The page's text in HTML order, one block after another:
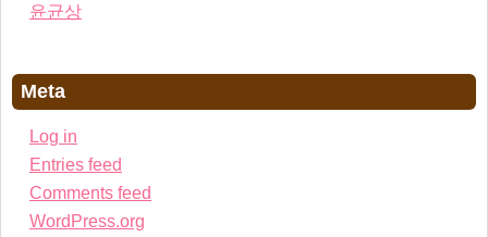
윤균상
Meta
Log in
Entries feed
Comments feed
WordPress.org